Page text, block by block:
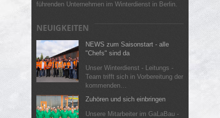
führenden Unternehmen im Winterdienst in Berlin.
NEUIGKEITEN
NEWS zum Saisonstart - alle
"Chefs" sind da
Unser Winterdienst - Leitungs -
Team trifft sich in Vorbereitung der
kommenden…
Zuhören und sich einbringen
Unsere Mitarbeiter im GaLaBau -